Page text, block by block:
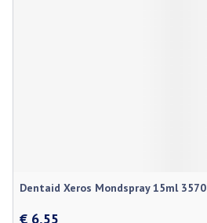
Dentaid Xeros Mondspray 15ml 3570
€ 6,55